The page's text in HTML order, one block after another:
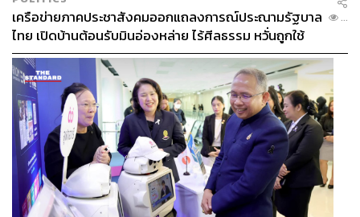
เครือข่ายภาคประชาสังคมออกแถลงการณ์ประณามรัฐบาล
ไทย เปิดบ้านต้อนรับมินอ่องหล่าย ไร้ศีลธรรม หวั่นถูกใช้
เป็นเครื่องมือกดขี่ชาวเมียนมา
...